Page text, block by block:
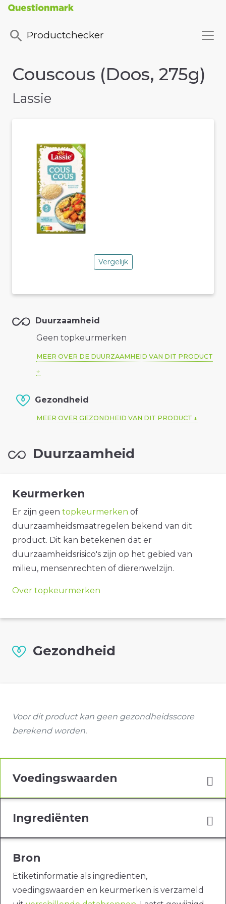
Productchecker
Couscous (Doos, 275g)
Lassie
Vergelijk
Duurzaamheid
Geen topkeurmerken
MEER OVER DE DUURZAAMHEID VAN DIT PRODUCT
Gezondheid
MEER OVER GEZONDHEID VAN DIT PRODUCT
Duurzaamheid
Keurmerken
Er zijn geen topkeurmerken of
duurzaamheidsmaatregelen bekend van dit
product. Dit kan betekenen dat er
duurzaamheidsrisico's zijn op het gebied van
milieu, mensenrechten of dierenwelzijn.
Over topkeurmerken
Gezondheid
Voor dit product kan geen gezondheidsscore
berekend worden.
Voedingswaarden
Ingrediënten
Bron
Etiketinformatie als ingrediënten,
voedingswaarden en keurmerken is verzameld